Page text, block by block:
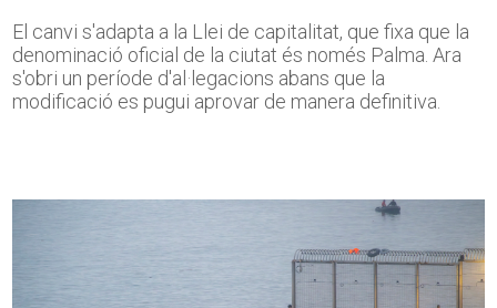
El canvi s'adapta a la Llei de capitalitat, que fixa que la
denominació oficial de la ciutat és només Palma. Ara
s'obri un període d'al·legacions abans que la
modificació es pugui aprovar de manera definitiva.